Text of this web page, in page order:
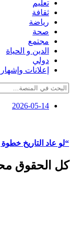
تعليم
ثقافة
رياضة
صحة
مجتمع
الدين و الحياة
دولي
إعلانات وإشهار
2026-05-14
“لو عاد التاريخ
كل الحقوق